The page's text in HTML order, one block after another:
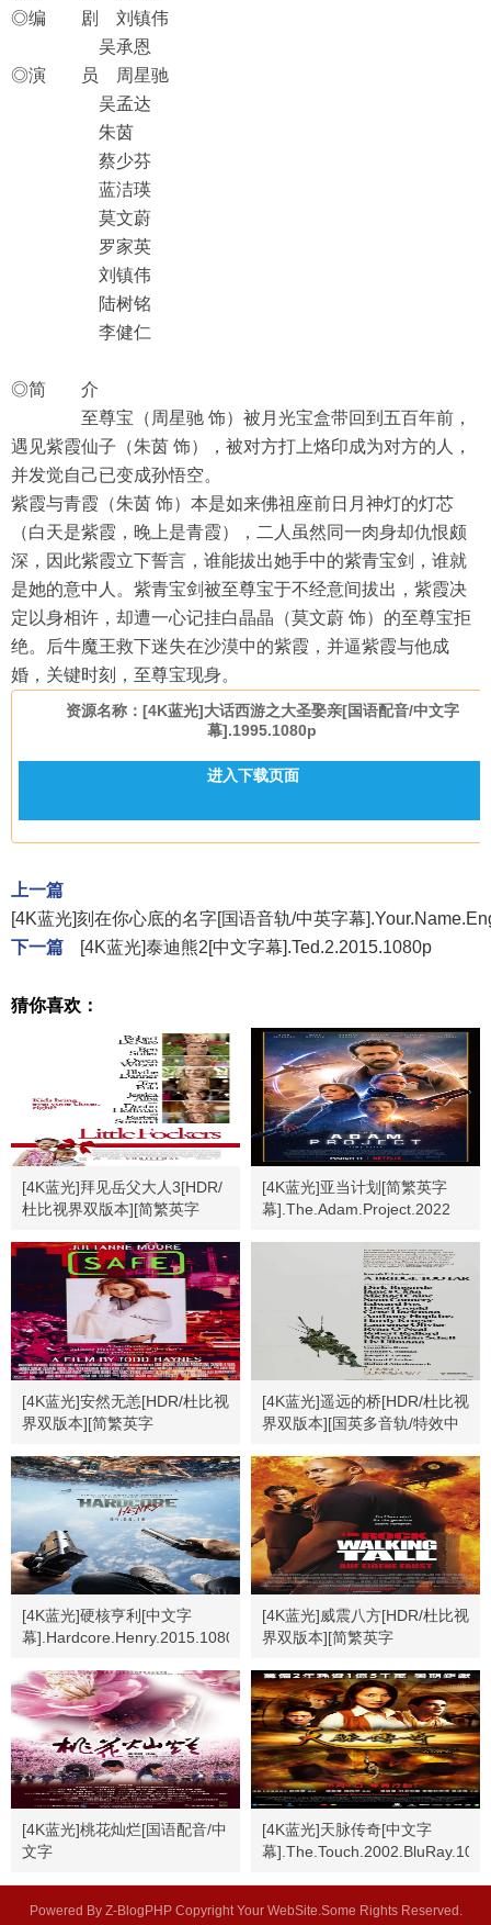
◎编 剧 刘镇伟
吴承恩
◎演 员 周星驰
吴孟达
朱茵
蔡少芬
蓝洁瑛
莫文蔚
罗家英
刘镇伟
陆树铭
李健仁
◎简 介
至尊宝（周星驰 饰）被月光宝盒带回到五百年前，
遇见紫霞仙子（朱茵 饰），被对方打上烙印成为对方的人，
并发觉自己已变成孙悟空。
紫霞与青霞（朱茵 饰）本是如来佛祖座前日月神灯的灯芯
（白天是紫霞，晚上是青霞），二人虽然同一肉身却仇恨颇
深，因此紫霞立下誓言，谁能拔出她手中的紫青宝剑，谁就
是她的意中人。紫青宝剑被至尊宝于不经意间拔出，紫霞决
定以身相许，却遭一心记挂白晶晶（莫文蔚 饰）的至尊宝拒
绝。后牛魔王救下迷失在沙漠中的紫霞，并逼紫霞与他成
婚，关键时刻，至尊宝现身。
资源名称：[4K蓝光]大话西游之大圣娶亲[国语配音/中文字
幕].1995.1080p
进入下载页面
上一篇
[4K蓝光]刻在你心底的名字[国语音轨/中英字幕
下一篇
[4K蓝光]泰迪熊2[中文字幕].Ted.2.2015.1080p
猜你喜欢：
[4K蓝光]拜见岳父大人3[HDR/
杜比视界双版本][简繁英字
[4K蓝光]亚当计划[简繁英字
幕].The.Adam.Project.2022
[4K蓝光]安然无恙[HDR/杜比视
界双版本][简繁英字
[4K蓝光]遥远的桥[HDR/杜比视
界双版本][国英多音轨/特效中
[4K蓝光]硬核亨利[中文字
幕].Hardcore.Henry.2015.1080p
[4K蓝光]威震八方[HDR/杜比视
界双版本][简繁英字
[4K蓝光]桃花灿烂[国语配音/中
文字
[4K蓝光]天脉传奇[中文字
幕
Powered By Z-BlogPHP Copyright Your WebSite.Some Rights Reserved.